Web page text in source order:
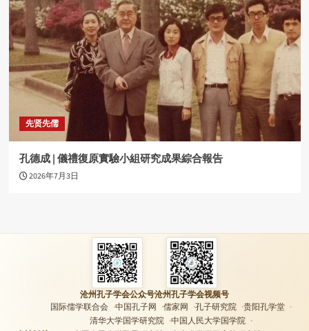
先贤先儒
孔德成 | 儀禮復原實驗小組研究成果綜合報告
2026年7月3日
沧州孔子学会公众号沧州孔子学会视频号
国际儒学联合会 中国孔子网 儒家网 孔子研究院
贵阳孔学堂
清华大学国学研究院
中国人民大学国学院